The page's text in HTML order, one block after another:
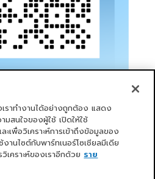
ข่าวสารและกิจกรรม PRIMO CLUB
เราทำงานได้อย่างถูกต้อง แสดง
มสนใจของผู้ใช้ เปิดให้ใช้
เพื่อวิเคราะห์การเข้าถึงข้อมูลของ
านไซต์กับพาร์ทเนอร์โซเชียลมีเดีย
เคราะห์ของเราอีกด้วย ราย